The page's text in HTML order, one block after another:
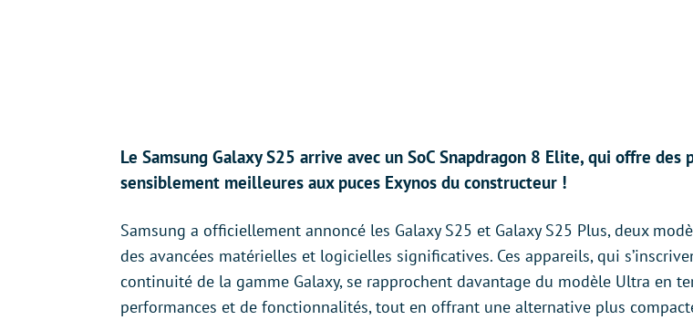
Le Samsung Galaxy S25 arrive avec un SoC Snapdragon 8 Elite, qui offre des
sensiblement meilleures aux puces Exynos du constructeur !
Samsung a officiellement annoncé les Galaxy S25 et Galaxy S25 Plus, deux
des avancées matérielles et logicielles significatives. Ces appareils, qui
continuité de la gamme Galaxy, se rapprochent davantage du modèle Ultra en
performances et de fonctionnalités, tout en offrant une alternative plus